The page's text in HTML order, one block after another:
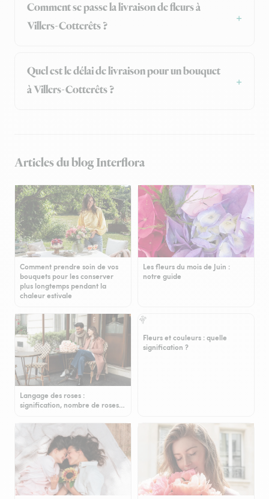
Comment se passe la livraison de fleurs à
Villers-Cotterêts ?
Quel est le délai de livraison pour un bouquet
à Villers-Cotterêts ?
Articles du blog Interflora
Comment prendre soin de vos
bouquets pour les conserver
plus longtemps pendant la
chaleur estivale
Les fleurs du mois de Juin :
notre guide
Langage des roses :
signification, nombre de roses…
Fleurs et couleurs : quelle
signification ?